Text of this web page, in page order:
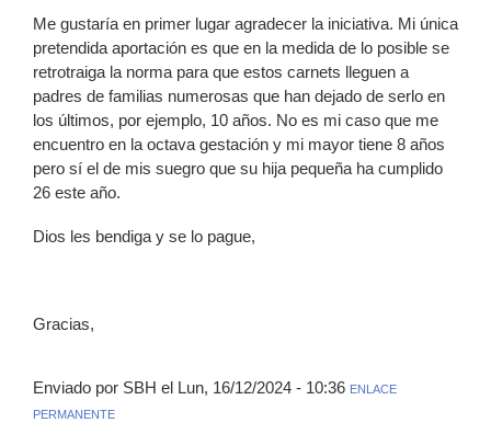
Me gustaría en primer lugar agradecer la iniciativa. Mi única
pretendida aportación es que en la medida de lo posible se
retrotraiga la norma para que estos carnets lleguen a
padres de familias numerosas que han dejado de serlo en
los últimos, por ejemplo, 10 años. No es mi caso que me
encuentro en la octava gestación y mi mayor tiene 8 años
pero sí el de mis suegro que su hija pequeña ha cumplido
26 este año.
Dios les bendiga y se lo pague,
Gracias,
Enviado por SBH el Lun, 16/12/2024 - 10:36 ENLACE
PERMANENTE